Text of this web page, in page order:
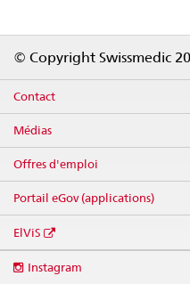
© Copyright Swissmedic
Contact
Médias
Offres d'emploi
Portail eGov (applications)
ElViS
media
Instagram